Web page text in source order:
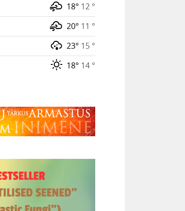
18° 12 °
20° 11 °
23° 15 °
18° 14 °